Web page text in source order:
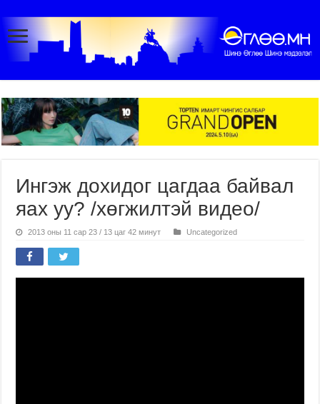
Ингэж дохидог цагдаа байвал
яах уу? /хөгжилтэй видео/
2013 оны 11 сар 23 / 13 цаг 42 минут Uncategorized